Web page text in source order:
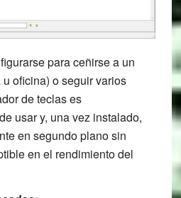
para ceñirse a un
oficina) o seguir varios
de teclas es
usar y, una vez instalado,
en segundo plano sin
en el rendimiento del